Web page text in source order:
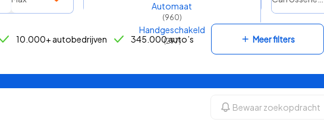
Automaat
(960)
Handgeschakeld
(297) Meer filters
10.000+ autobedrijven 345.000 auto’s
Bewaar zoekopdracht